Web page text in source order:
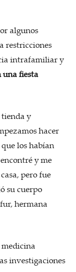
algunos
restricciones
intrafamiliary
una fiesta
y
hacer
los habían
y me
pero fue
su cuerpo
hermana
medicina
investigaciones